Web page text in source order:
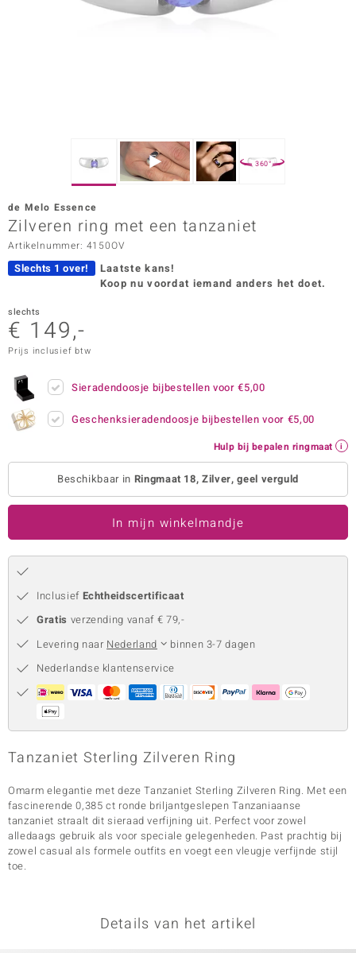
Vogue
in Italy
Paraíso
Collection
360°
de Melo Essence
Zilveren ring met een tanzaniet
Artikelnummer: 4150OV
Slechts 1 over!
Laatste kans!
Koop nu voordat iemand anders het doet.
slechts
€ 149,-
Prijs inclusief btw
Sieradendoosje bijbestellen voor€5,00
Geschenksieradendoosje bijbestellen voor €5,00
Hulp bij bepalen ringmaat
Beschikbaar in Ringmaat 18, Zilver, geel verguld
In mijn winkelmandje
Inclusief Echtheidscertificaat
Gratis verzending vanaf € 79,-
Levering naar Nederland
binnen 3-7 dagen
Nederlandse klantenservice
Tanzaniet Sterling Zilveren Ring
Omarm elegantie met deze Tanzaniet Sterling Zilveren Ring. Met een
fascinerende 0,385 ct ronde briljantgeslepen Tanzaniaanse
tanzaniet straalt dit sieraad verfijning uit. Perfect voor zowel
alledaags gebruik als voor speciale gelegenheden. Past prachtig bij
zowel casual als formele outfits en voegt een vleugje verfijnde stijl
toe.
Details van het artikel